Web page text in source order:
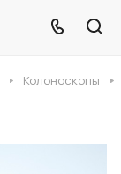
Колоноскопы